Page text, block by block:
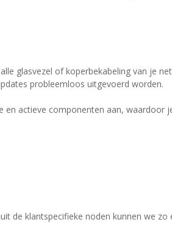
glasvezel of koperbekabeling van je
probleemloos uitgevoerd worden.
actieve componenten aan, waardoor
de klantspecifieke noden kunnen we